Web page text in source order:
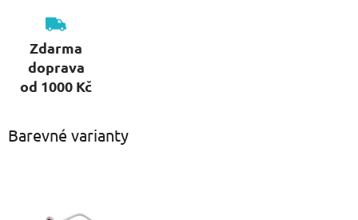
Zdarma
doprava
od 1000 Kč
Barevné varianty